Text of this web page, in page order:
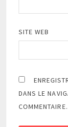
SITE WEB
DANS LE
COMMENTAIRE.